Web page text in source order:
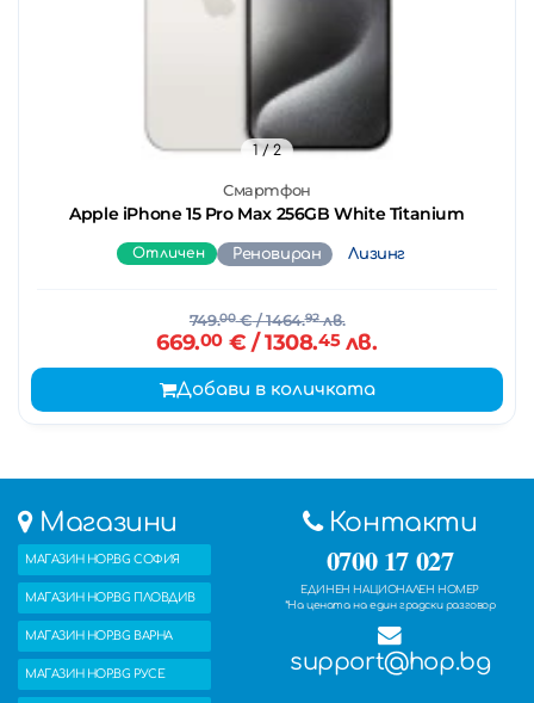
Смартфон
Apple iPhone 15 Pro Max 256GB White Titanium
1/ 2
Отличен Реновиран Лизинг
749.00€/ 1464.92лв.
669.00€ / 1308.45лв.
Добави в количката
Магазини
МАГАЗИН HOP.BG СОФИЯ
МАГАЗИН HOP.BG ПЛОВДИВ
МАГАЗИН HOP.BG ВАРНА
МАГАЗИН HOP.BG РУСЕ
Контакти
0700 17 027
ЕДИНЕН НАЦИОНАЛЕН НОМЕР
*На цената на един градски разговор
support@hop.bg